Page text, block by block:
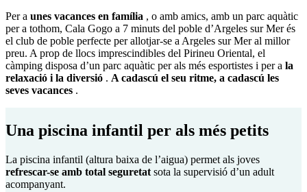
Per a unes vacances en família , o amb amics, amb un parc aquàtic
per a tothom, Cala Gogo a 7 minuts del poble d’Argeles sur Mer és
el club de poble perfecte per allotjar-se a Argeles sur Mer al millor
preu. A prop de llocs imprescindibles del Pirineu Oriental, el
càmping disposa d’un parc aquàtic per als més esportistes i per a la
relaxació i la diversió . A cadascú el seu ritme, a cadascú les
seves vacances .
Una piscina infantil per als més petits
La piscina infantil (altura baixa de l’aigua) permet als joves
refrescar-se amb total seguretat sota la supervisió d’un adult
acompanyant.